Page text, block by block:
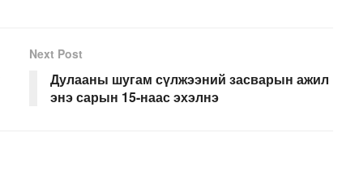
Next Post
Дулааны шугам сүлжээний засварын ажил
энэ сарын 15-наас эхэлнэ